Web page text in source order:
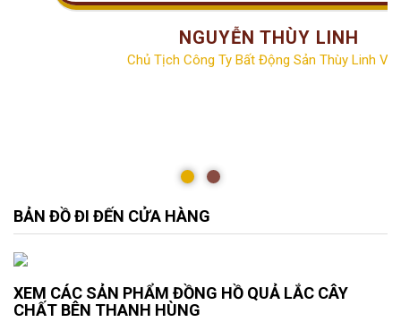
NGUYỄN THÙY LINH
Chủ Tịch Công Ty Bất Động Sản Thùy Linh
BẢN ĐỒ ĐI ĐẾN CỬA HÀNG
XEM CÁC SẢN PHẨM ĐỒNG HỒ QUẢ LẮC CÂY
CHẤT BÊN THANH HÙNG